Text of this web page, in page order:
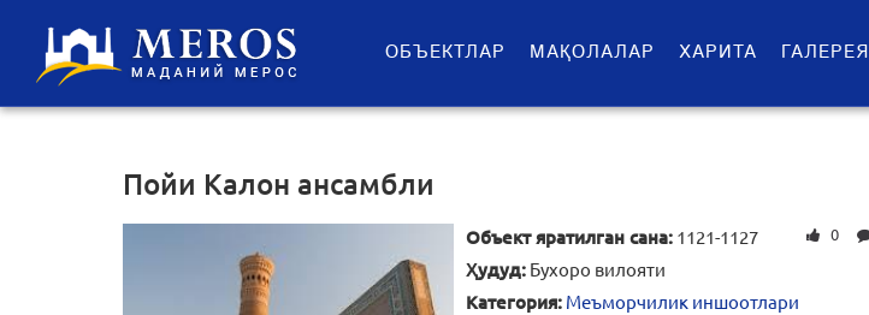
ОБЪЕКТЛАР МАҚОЛАЛАР ХАРИТА ГАЛЕРЕЯ
Пойи Калон ансамбли
Объект яратилган сана: 1121-1127
Ҳудуд: Бухоро вилояти
Категория: Меъморчилик иншоотлари
0